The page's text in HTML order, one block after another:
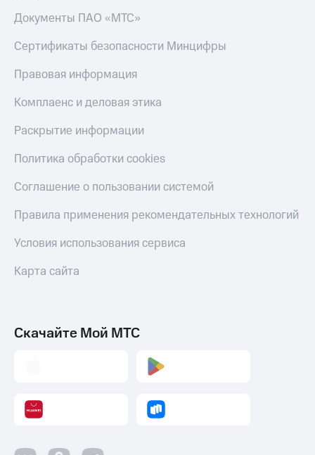
Документы ПАО «МТС»
Сертификаты безопасности Минцифры
Правовая информация
Комплаенс и деловая этика
Раскрытие информации
Политика обработки cookies
Соглашение о пользовании системой
Правила применения рекомендательных технологий
Условия использования сервиса
Карта сайта
Скачайте Мой МТС